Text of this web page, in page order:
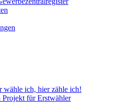
wähle ich, hier zähle ich!
für Erstwähler